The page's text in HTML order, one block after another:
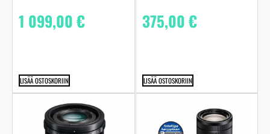
1 099,00€
LISÄÄ OSTOSKORIIN
375,00€
LISÄÄ OSTOSKORIIN